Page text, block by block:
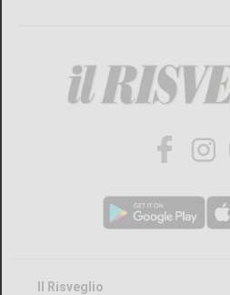
Il Risveglio